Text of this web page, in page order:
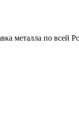
металла по всей